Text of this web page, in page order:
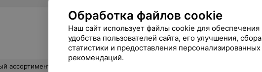
чего выбрать. Купил туфли, порадовало, что еще и на скидке! Рекомендую.
Обработка файлов cookie
Наш сайт использует файлы cookie для обеспечения
удобства пользователей сайта, его улучшения, сбора
статистики и предоставления персонализированных
рекомендаций.